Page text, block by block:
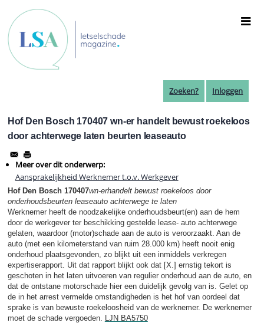
naar
de
inhoud
gaan
Zoeken? Inloggen
Hof Den Bosch 170407 wn-er handelt bewust roekeloos
door achterwege laten beurten leaseauto
Meer over dit onderwerp:
Aansprakelijkheid Werknemer t.o.v. Werkgever
Hof Den Bosch 170407wn-erhandelt bewust roekeloos door
onderhoudsbeurten leaseauto achterwege te laten
Werknemer heeft de noodzakelijke onderhoudsbeurt(en) aan de hem
door de werkgever ter beschikking gestelde lease- auto achterwege
gelaten, waardoor (motor)schade aan de auto is veroorzaakt. Aan de
auto (met een kilometerstand van ruim 28.000 km) heeft nooit enig
onderhoud plaatsgevonden, zo blijkt uit een inmiddels verkregen
expertiserapport. Uit dat rapport blijkt ook dat [X.] ernstig tekort is
geschoten in het laten uitvoeren van regulier onderhoud aan de auto, en
dat de ontstane motorschade hier een duidelijk gevolg van is. Gelet op
de in het arrest vermelde omstandigheden is het hof van oordeel dat
sprake is van bewuste roekeloosheid van de werknemer. De werknemer
moet de schade vergoeden. LJN BA5750